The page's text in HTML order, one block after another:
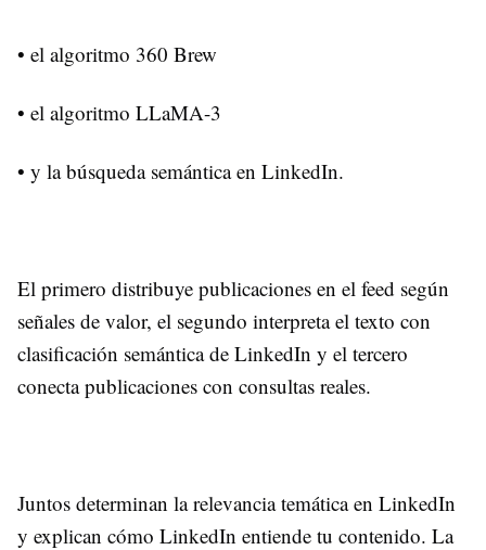
• el algoritmo 360 Brew
• el algoritmo LLaMA-3
• y la búsqueda semántica en LinkedIn.
El primero distribuye publicaciones en el feed según
señales de valor, el segundo interpreta el texto con
clasificación semántica de LinkedIn y el tercero
conecta publicaciones con consultas reales.
Juntos determinan la relevancia temática en LinkedIn
y explican cómo LinkedIn entiende tu contenido. La